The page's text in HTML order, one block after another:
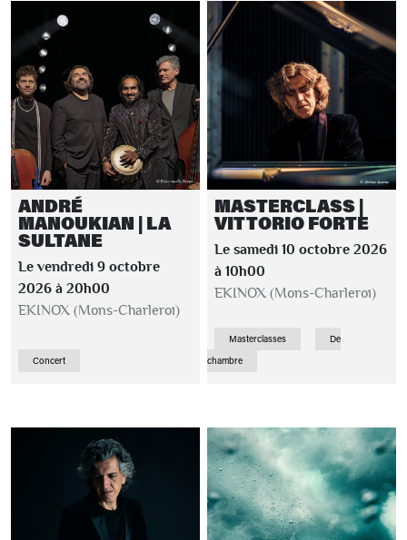
ANDRÉ
MANOUKIAN | LA
SULTANE
Le vendredi 9 octobre
2026 à 20h00
EKINOX (Mons-Charleroi)
Concert
MASTERCLASS |
VITTORIO FORTE
Le samedi 10 octobre 2026
à 10h00
EKINOX (Mons-Charleroi)
Masterclasses
De
chambre